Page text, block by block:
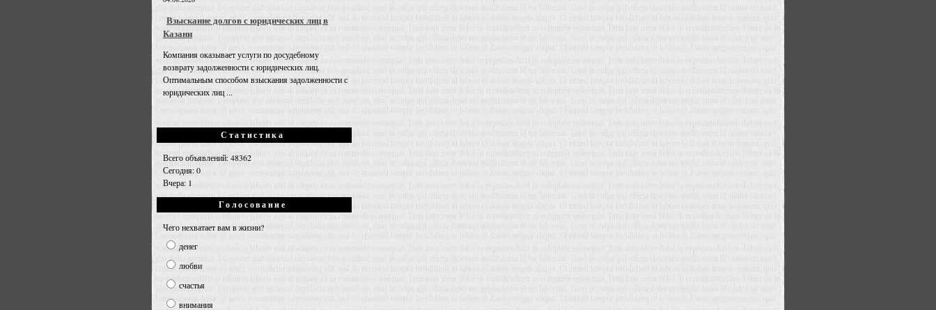
Взыскание долгов с юридических лиц в
Казани
Компания оказывает услуги по досудебному
возврату задолженности с юридических лиц.
Оптимальным способом взыскания задолженности с
юридических лиц ...
Статистика
Всего объявлений: 48362
Сегодня: 0
Вчера: 1
Голосование
Чего нехватает вам в жизни?
денег
любви
счастья
внимания